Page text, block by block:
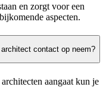
en zorgt voor een
aspecten.
contact op neem?
aangaat kun je